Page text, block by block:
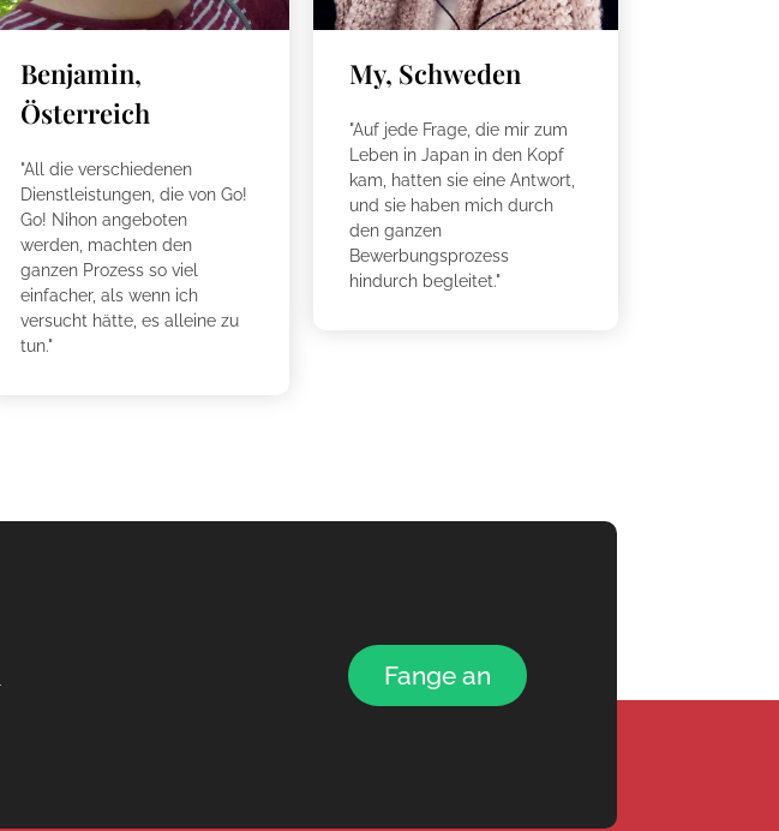
Benjamin,
Österreich
"All die verschiedenen
Dienstleistungen, die von Go!
Go! Nihon angeboten
werden, machten den
ganzen Prozess so viel
einfacher, als wenn ich
versucht hätte, es alleine zu
tun."
My, Schweden
"Auf jede Frage, die mir zum
Leben in Japan in den Kopf
kam, hatten sie eine Antwort,
und sie haben mich durch
den ganzen
Bewerbungsprozess
hindurch begleitet."
Fange an